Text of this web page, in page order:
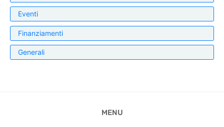
Eventi
Finanziamenti
Generali
MENU